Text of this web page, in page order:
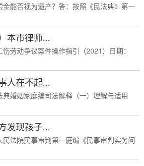
能否视为遗产？答：按照《民法典》第一
本市律师...
伤劳动争议案件操作指引（2021）日期：
人在不起...
婚姻家庭编司法解释（一）理解与适用
发现孩子...
法院民事审判第一庭编《民事审判实务问